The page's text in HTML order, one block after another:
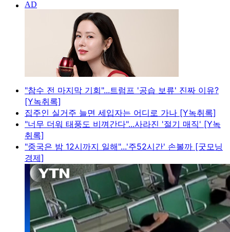
"참수 전 마지막 기회"...트럼프 '공습 보류' 진짜 이유?
[Y녹취록]
집주인 실거주 늘면 세입자는 어디로 가나 [Y녹취록]
"너무 더워 태풍도 비껴간다"...사라진 '절기 매직' [Y녹
취록]
"중국은 밤 12시까지 일해"...'주52시간' 손볼까 [굿모닝
경제]